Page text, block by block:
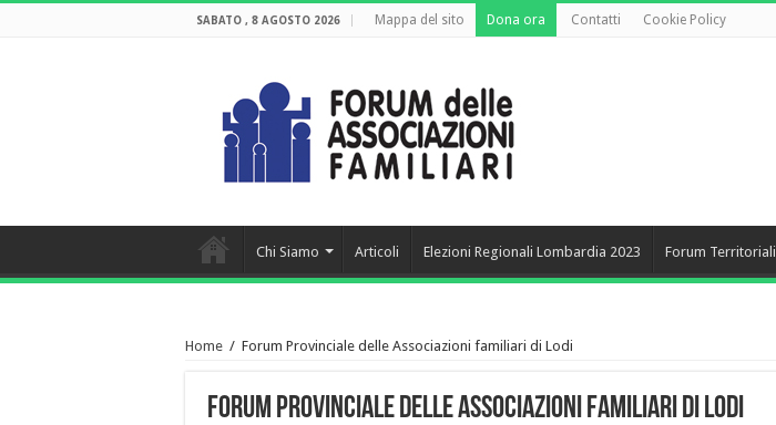
SABATO , 8 AGOSTO 2026 Mappa del sito Dona ora Contatti Cookie Policy
Chi Siamo Articoli Elezioni Regionali Lombardia 2023 Forum Territoriali
Home / Forum Provinciale delle Associazioni familiari di Lodi
Forum Provinciale delle Associazioni familiari di Lodi